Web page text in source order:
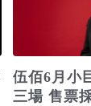
伍佰6月小
三場 售票